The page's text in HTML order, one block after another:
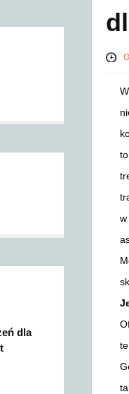
dla